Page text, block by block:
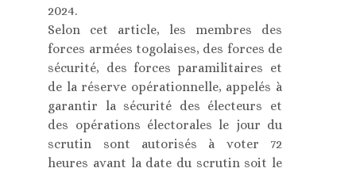
2024.
Selon cet article, les membres des
forces armées togolaises, des forces de
sécurité, des forces paramilitaires et
de la réserve opérationnelle, appelés à
garantir la sécurité des électeurs et
des opérations électorales le jour du
scrutin sont autorisés à voter 72
heures avant la date du scrutin soit le